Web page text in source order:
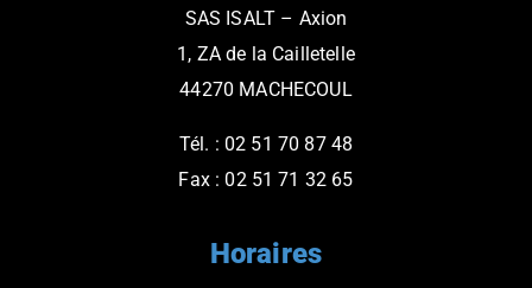
SAS ISALT – Axion
1, ZA de la Cailletelle
44270 MACHECOUL
Tél. : 02 51 70 87 48
Fax : 02 51 71 32 65
Horaires